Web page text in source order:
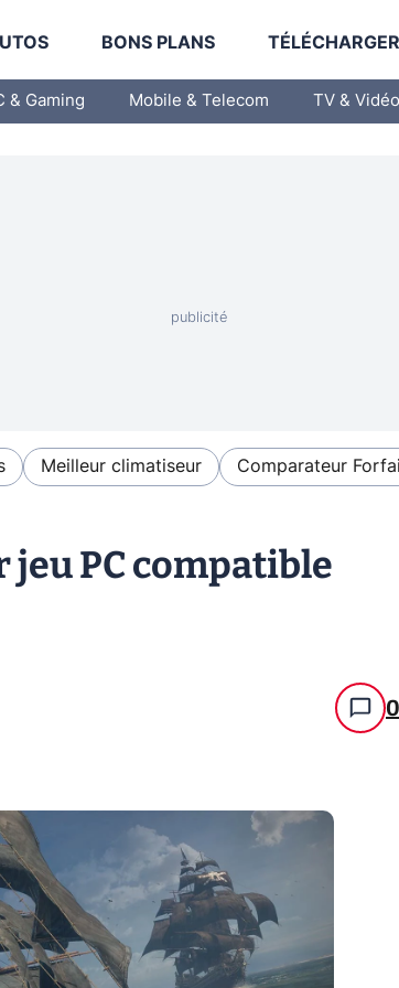
BONS PLANS
& Gaming Mobile & Telecom TV & Vidéo
Meilleur climatiseur Comparateur
jeu PC compatible
0